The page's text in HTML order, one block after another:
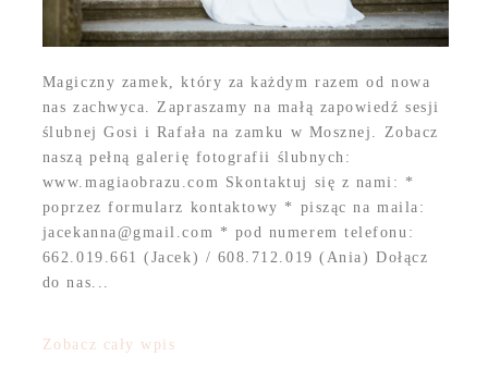
Magiczny zamek, który za każdym razem od nowa
nas zachwyca. Zapraszamy na małą zapowiedź sesji
ślubnej Gosi i Rafała na zamku w Mosznej. Zobacz
naszą pełną galerię fotografii ślubnych:
www.magiaobrazu.com Skontaktuj się z nami: *
poprzez formularz kontaktowy * pisząc na maila:
jacekanna@gmail.com * pod numerem telefonu:
662.019.661 (Jacek) / 608.712.019 (Ania) Dołącz
do nas...
Zobacz cały wpis